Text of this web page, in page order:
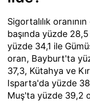
Sigortalılık
başında yüzde
yüzde 34,1 ile
oran, Bayburt'ta
37,3, Kütahya ve
Isparta'da yüzde
Muş'ta yüzde 39,2